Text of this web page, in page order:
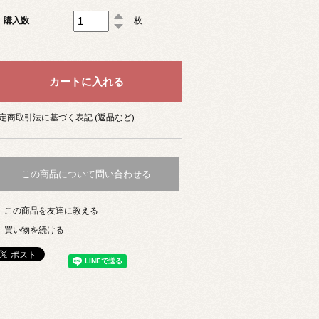
購入数 枚
商取引法に基づく表記 (返品など)
この商品について問い合わせる
この商品を友達に教える
買い物を続ける